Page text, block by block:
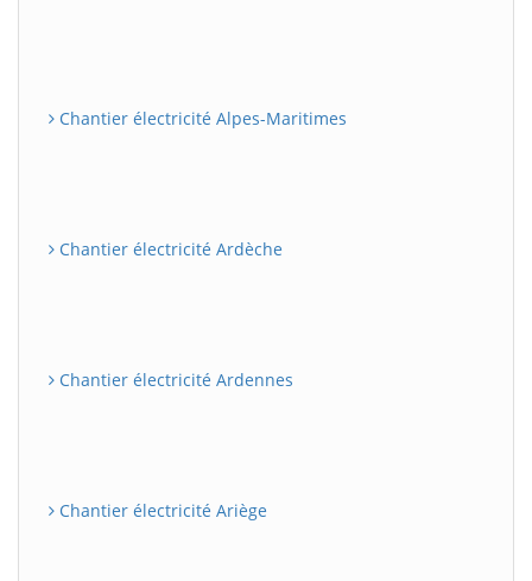
Chantier électricité Alpes-Maritimes
Chantier électricité Ardèche
Chantier électricité Ardennes
Chantier électricité Ariège